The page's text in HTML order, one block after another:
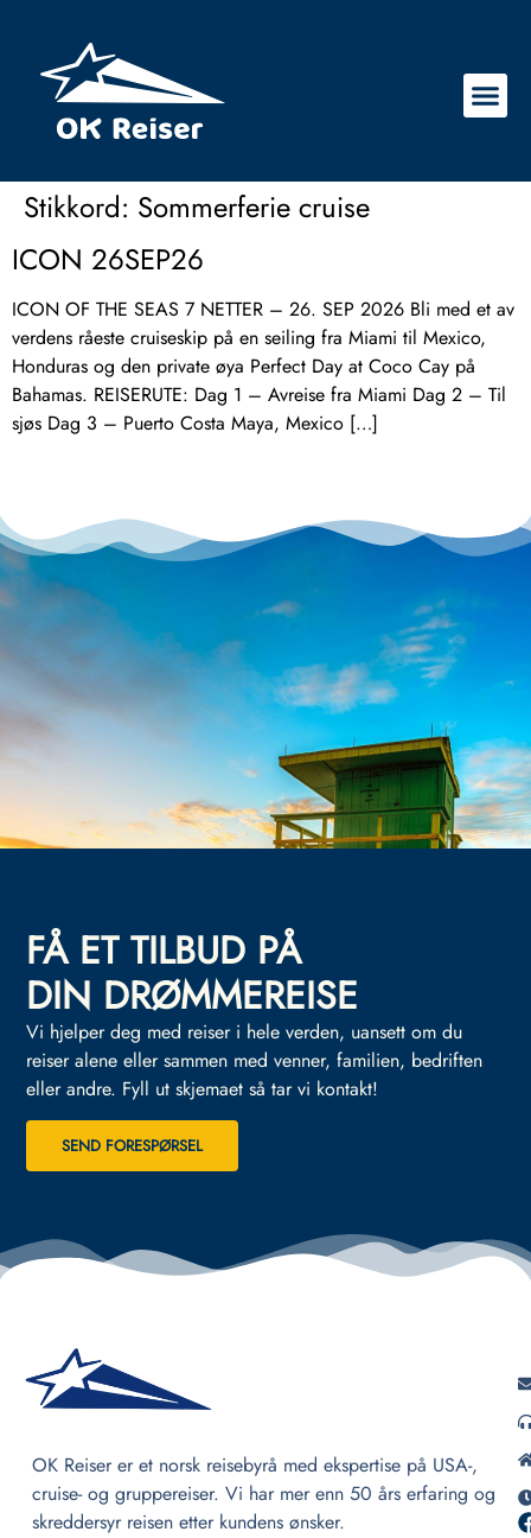
Stikkord: Sommerferie cruise
ICON 26SEP26
ICON OF THE SEAS 7 NETTER – 26. SEP 2026 Bli med et av
verdens råeste cruiseskip på en seiling fra Miami til Mexico,
Honduras og den private øya Perfect Day at Coco Cay på
Bahamas. REISERUTE: Dag 1 – Avreise fra Miami Dag 2 – Til
sjøs Dag 3 – Puerto Costa Maya, Mexico […]
FÅ ET TILBUD PÅ
DIN DRØMMEREISE
Vi hjelper deg med reiser i hele verden, uansett om du
reiser alene eller sammen med venner, familien, bedriften
eller andre. Fyll ut skjemaet så tar vi kontakt!
SEND FORESPØRSEL
OK Reiser er et norsk reisebyrå med ekspertise på USA-,
cruise- og gruppereiser. Vi har mer enn 50 års erfaring og
skreddersyr reisen etter kundens ønsker.